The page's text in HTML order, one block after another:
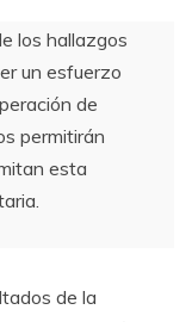
los hallazgos
un esfuerzo
de
permitirán
esta
de la